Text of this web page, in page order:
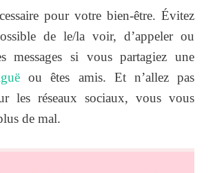
pour votre bien-être. Évitez
de le/la voir, d’appeler ou
messages si vous partagiez une
ou êtes amis. Et n’allez pas
les réseaux sociaux, vous vous
de mal.